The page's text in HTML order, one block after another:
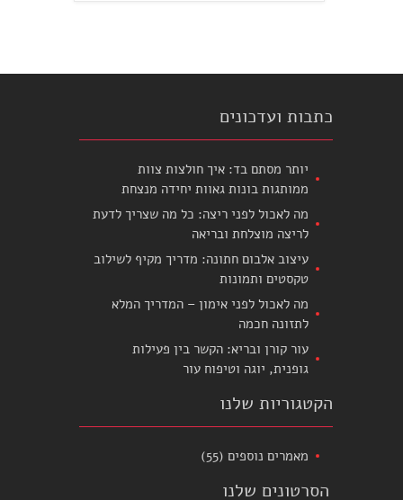
כתבות ועדכונים
יותר מסתם בד: איך חולצות צוות
ממותגות בונות גאוות יחידה מנצחת
מה לאכול לפני ריצה: כל מה שצריך לדעת
לריצה מוצלחת ובריאה
עיצוב אלבום חתונה: מדריך מקיף לשילוב
טקסטים ותמונות
מה לאכול לפני אימון – המדריך המלא
לתזונה חכמה
עור קורן ובריא: הקשר בין פעילות
גופנית, יוגה וטיפוח עור
הקטגוריות שלנו
מאמרים נוספים (55)
הסרטונים שלנו